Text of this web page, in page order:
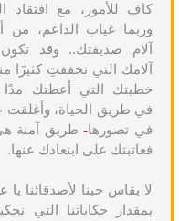
كاف للأمور، مع افتقاد
وربما غياب الداعم، من
آلام صديقتك.. وقد تكون
آلامك التي تخففتِ كثيرًا
خطبتك التي أعطتك مدًا
في طريق الحياة، وأغلقت
في تصورها-طريق آمنة
فعاتبتك على ابتعادك عنها.
لا يقاس حبنا لأصدقائنا يا
بمقدار حكاياتنا التي